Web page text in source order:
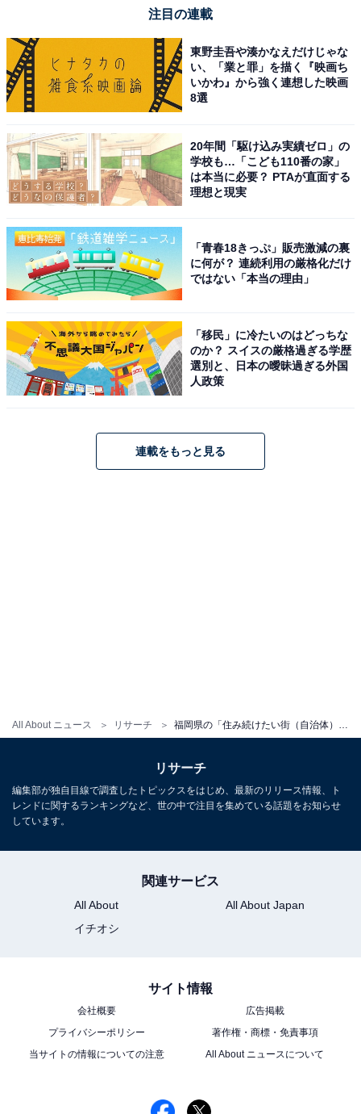
All About ニュース リサーチ
注目の連載
東野圭吾や湊かなえだけじゃな
い、「業と罪」を描く『映画ち
いかわ』から強く連想した映画
8選
20年間「駆け込み実績ゼロ」の
学校も…「こども110番の家」
は本当に必要？ PTAが直面する
理想と現実
「青春18きっぷ」販売激減の裏
に何が？ 連続利用の厳格化だけ
ではない「本当の理由」
「移民」に冷たいのはどっちな
のか？ スイスの厳格過ぎる学歴
選別と、日本の曖昧過ぎる外国
人政策
連載をもっと見る
リサーチ
編集部が独自目線で調査したトピックスをはじめ、最新のリリース情報、ト
レンドに関するランキングなど、世の中で注目を集めている話題をお知らせ
しています。
関連サービス
All About
All About Japan
イチオシ
サイト情報
会社概要
広告掲載
プライバシーポリシー
著作権・商標・免責事項
当サイトの情報についての注意
All About ニュースについて